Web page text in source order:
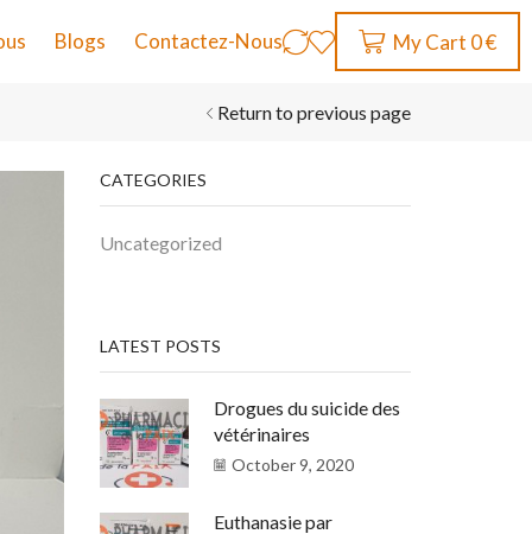
Blogs Contactez-Nous My Cart 0€
Return to previous page
CATEGORIES
Uncategorized
LATEST POSTS
Drogues du suicide des
vétérinaires
October 9, 2020
Euthanasie par